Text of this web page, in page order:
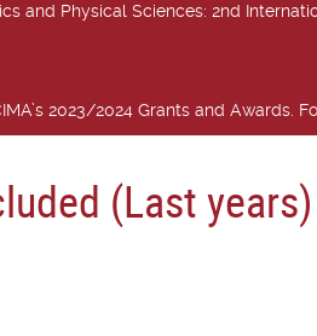
and Physical Sciences: 2nd
2023/2024 Grants and Awards.
(Last years)